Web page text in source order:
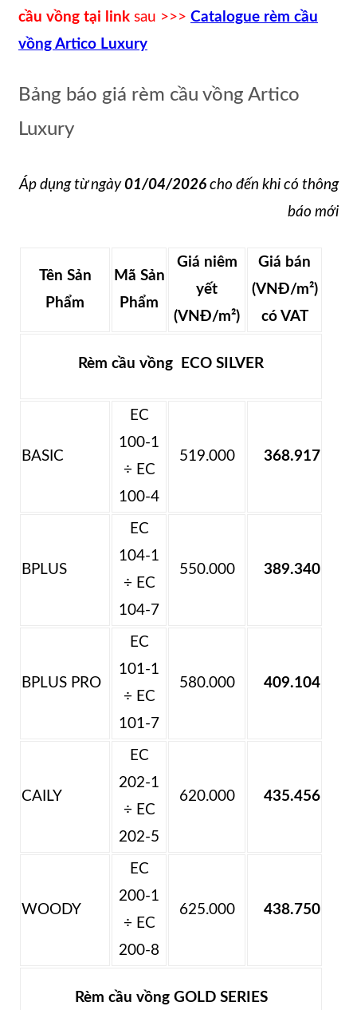
cầu vồng tại link sau >>> Catalogue rèm cầu
vồng Artico Luxury
Bảng báo giá rèm cầu vồng Artico
Luxury
Áp dụng từ ngày01/04/2026 cho đến khi có thông
báo mới
Tên Sản
Phẩm
Mã Sản
Phẩm
Giá niêm
yết
(VNĐ/m²)
Giá bán
(VNĐ/m²)
có VAT
Rèm cầu vồng ECO SILVER
BASIC
EC
100-1
÷ EC
100-4
519.000 368.917
BPLUS
EC
104-1
÷ EC
104-7
550.000 389.340
BPLUS PRO
EC
101-1
÷ EC
101-7
580.000 409.104
CAILY
EC
202-1
÷ EC
202-5
620.000 435.456
WOODY
EC
200-1
÷ EC
200-8
625.000 438.750
Rèm cầu vồng GOLD SERIES